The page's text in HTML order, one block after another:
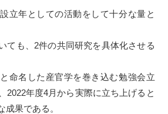
立年としての活動をして十分な量と
ても、2件の共同研究を具体化させる
命名した産官学を巻き込む勉強会立
2022年度4月から実際に立ち上げると
成果である。